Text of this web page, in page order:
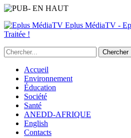
Eplus MédiaTV -
Traitée !
Accueil
Environnement
Éducation
Société
Santé
ANEDD-AFRIQUE
English
Contacts